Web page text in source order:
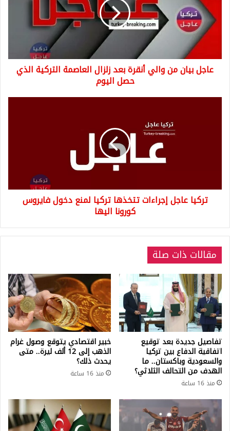
أنقرة
بعد
التركية
الذيعاجل بيان من والي أنقرة بعد زلزال العاصمة التركية الذي
حصل اليوم
كورونا
تركيا عاجل إجراءات تتخذها تركيا لمنع دخول فايروس
كورونا اليها
مقالات ذات صلة
تفاصيل جديدة بعد توقيع
اتفاقية الدفاع بين تركيا
والسعودية وباكستان.. ما
الهدف من التحالف الثلاثي؟
منذ 16 ساعة
خبير اقتصادي يتوقع وصول غرام
الذهب إلى 12 ألف ليرة.. متى
يحدث ذلك؟
منذ 16 ساعة